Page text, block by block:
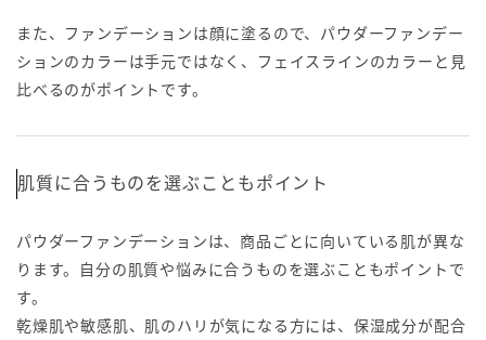
また、ファンデーションは顔に塗るので、パウダーファンデー
ションのカラーは手元ではなく、フェイスラインのカラーと見
比べるのがポイントです。
肌質に合うものを選ぶこともポイント
パウダーファンデーションは、商品ごとに向いている肌が異な
ります。自分の肌質や悩みに合うものを選ぶこともポイントで
す。
乾燥肌や敏感肌、肌のハリが気になる方には、保湿成分が配合